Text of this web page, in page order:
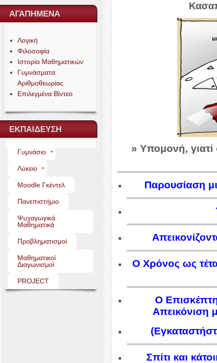
ΑΓΑΠΗΜΕΝΑ
Λογική
Φιλοσοφία
Ιστορία Μαθηματικών
Γυμνάσματα
Αριθμοθεωρίας
Επιλεγμένα Βίντεο
ΕΚΠΑΙΔΕΥΣΗ
Γυμνάσιο
Λύκειο
Moo­dle Γκέντελ
Πανεπιστήμιο
Ψυχαγωγικά
Μαθηματικά
Προβληματισμοί
Μαθηματικοί
Διαγωνισμοί
PROJECT
» Υπομονή,
Παρουσίαση
Ο Χρόνος ως
Ο
Απεικόνιση
Σπίτι και